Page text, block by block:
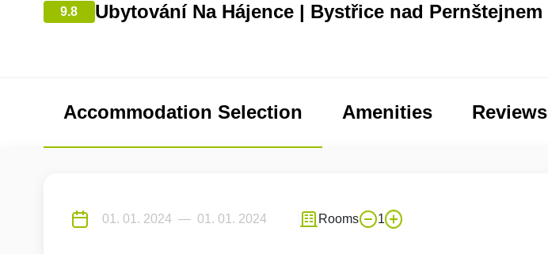
9.8 Ubytování Na Hájence | Bystřice nad Pernštejnem
Accommodation Selection Amenities Reviews
Rooms 1